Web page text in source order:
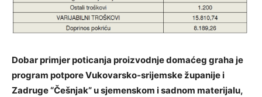
Dobar primjer poticanja proizvodnje domaćeg graha je
program potpore Vukovarsko-srijemske županije i
Zadruge “Češnjak” u sjemenskom i sadnom materijalu,